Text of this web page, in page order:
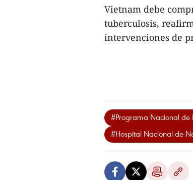
Vietnam debe
tuberculosis,
intervenciones de
#Programa Nacional de
#Hospital Nacional de